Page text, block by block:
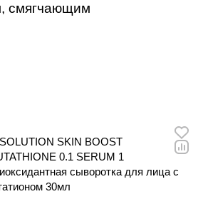
смягчающим
SKIN BOOST
0.1 SERUM 1
сыворотка для лица с
30мл